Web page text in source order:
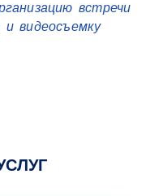
встречи
видеосъемку